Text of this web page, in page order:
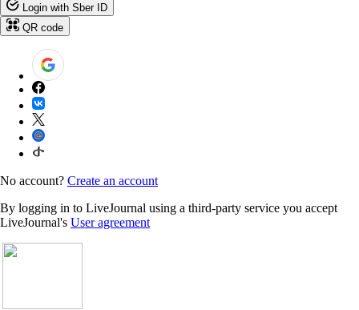
Login with Sber ID
QR code
No account? Create an account
By logging in to LiveJournal using a third-party service you accept
LiveJournal's User agreement